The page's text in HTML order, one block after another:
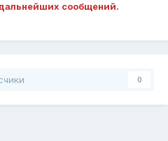
сообщений.
0